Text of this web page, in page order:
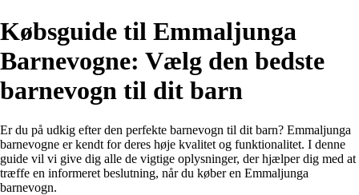
Købsguide til Emmaljunga
Barnevogne: Vælg den bedste
barnevogn til dit barn
Er du på udkig efter den perfekte barnevogn til dit barn? Emmaljunga
barnevogne er kendt for deres høje kvalitet og funktionalitet. I denne
guide vil vi give dig alle de vigtige oplysninger, der hjælper dig med at
træffe en informeret beslutning, når du køber en Emmaljunga
barnevogn.